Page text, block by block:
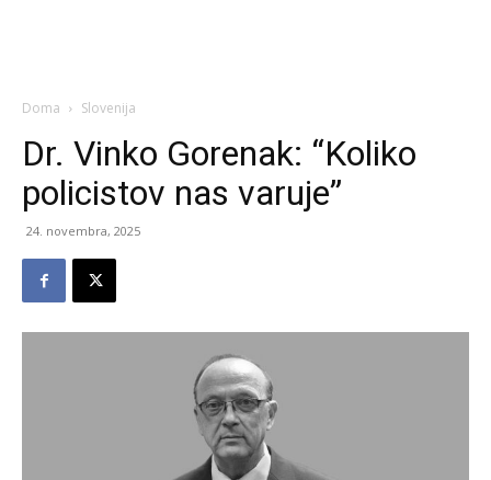
Doma Slovenija
Dr. Vinko Gorenak: “Koliko
policistov nas varuje”
24. novembra, 2025